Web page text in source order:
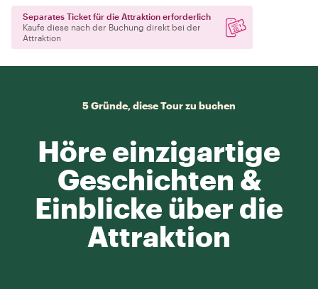
Separates Ticket für die Attraktion erforderlich
Kaufe diese nach der Buchung direkt bei der
Attraktion
5 Gründe, diese Tour zu buchen
Höre einzigartige
Geschichten &
Einblicke über die
Attraktion